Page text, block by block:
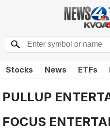
Stocks News ETFs
PULLUP
FOCUS